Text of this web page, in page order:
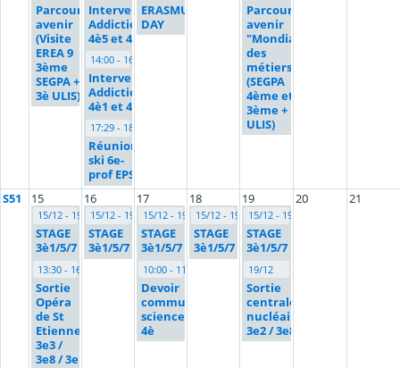
Parcours
avenir
(Visite
EREA 9
3ème
SEGPA +
3è ULIS)
Intervention
Addiction
4è5 et 4è6
14:00 - 16:00
Intervention
Addiction
4è1 et 4è4
17:29 - 18:34
Réunion
ski 6e-
prof EPS
ERASMUS
DAY
Parcours
avenir
"Mondial
des
métiers"
(SEGPA
4ème et
3ème +
ULIS)
S51 15
15/12 - 19/12
STAGE
3è1/5/7
13:30 - 16:30
Sortie
Opéra
de St
Etienne
3e3 /
3e8 / 3e
16
15/12 - 19/12
STAGE
3è1/5/7
17
15/12 - 19/12
STAGE
3è1/5/7
10:00 - 11:00
Devoir
commun
sciences
4è
18
15/12 - 19/12
STAGE
3è1/5/7
19
15/12 - 19/12
STAGE
3è1/5/7
19/12
Sortie
centrale
nucléaire
3e2 / 3e8
20 21